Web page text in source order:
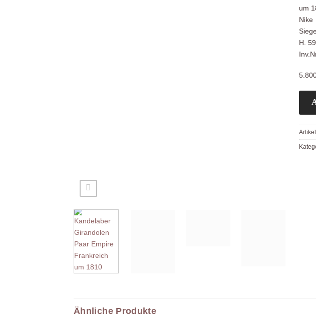
um
Nike
H.
Ähnliche Produkte